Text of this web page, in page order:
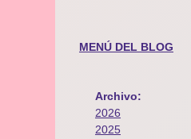
MENÚ DEL BLOG
Archivo:
2026
2025